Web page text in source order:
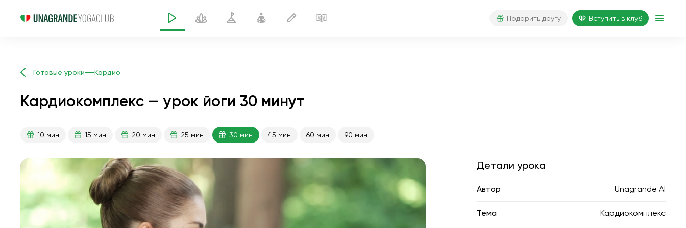
Подарить другу Вступить в клуб
Готовые уроки Кардио
Кардиокомплекс — урок йоги 30 минут
10 мин 15 мин 20 мин 25 мин 30 мин 45 мин 60 мин 90 мин
01:44
Детали урока
Автор Unagrande AI
Тема Кардиокомплекс